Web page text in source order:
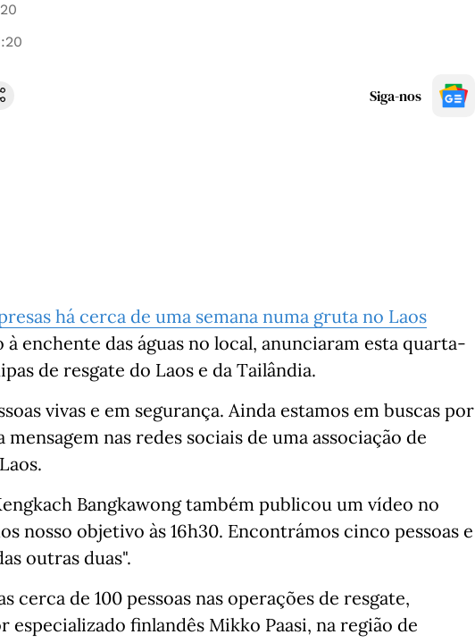
Siga-nos
há cerca de uma semana numa gruta no Laos
enchente das águas no local, anunciaram esta quarta-
de resgate do Laos e da Tailândia.
vivas e em segurança. Ainda estamos em buscas por
nas redes sociais de uma associação de
Bangkawong também publicou um vídeo no
nosso objetivo às 16h30. Encontrámos cinco pessoas e
outras duas".
cerca de 100 pessoas nas operações de resgate,
finlandês Mikko Paasi, na região de